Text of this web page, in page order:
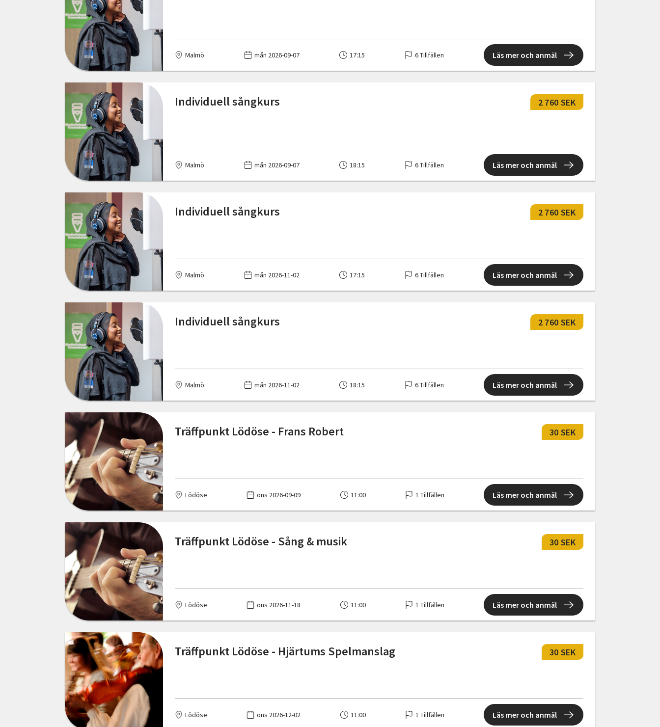
Malmö mån 2026-09-07 17:15 6 Tillfällen Läs mer och anmäl
Individuell sångkurs 2 760 SEK
Malmö mån 2026-09-07 18:15 6 Tillfällen Läs mer och anmäl
Individuell sångkurs 2 760 SEK
Malmö mån 2026-11-02 17:15 6 Tillfällen Läs mer och anmäl
Individuell sångkurs 2 760 SEK
Malmö mån 2026-11-02 18:15 6 Tillfällen Läs mer och anmäl
Träffpunkt Lödöse - Frans Robert 30 SEK
Lödöse ons 2026-09-09 11:00 1 Tillfällen Läs mer och anmäl
Träffpunkt Lödöse - Sång & musik 30 SEK
Lödöse ons 2026-11-18 11:00 1 Tillfällen Läs mer och anmäl
Träffpunkt Lödöse - Hjärtums Spelmanslag 30 SEK
Lödöse ons 2026-12-02 11:00 1 Tillfällen Läs mer och anmäl